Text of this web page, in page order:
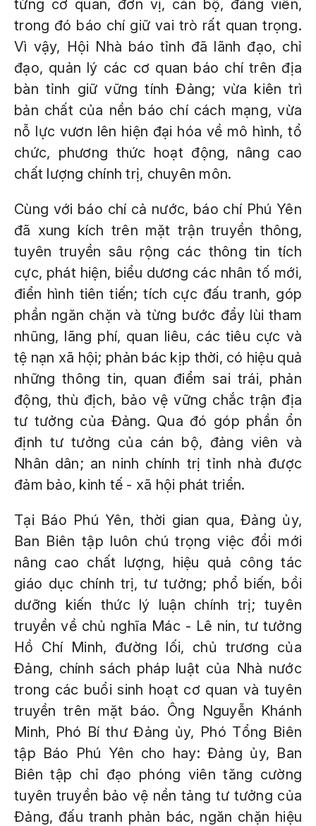
từng cơ quan, đơn vị, cán bộ, đảng viên,
trong đó báo chí giữ vai trò rất quan trọng.
Vì vậy, Hội Nhà báo tỉnh đã lãnh đạo, chỉ
đạo, quản lý các cơ quan báo chí trên địa
bàn tỉnh giữ vững tính Đảng; vừa kiên trì
bản chất của nền báo chí cách mạng, vừa
nỗ lực vươn lên hiện đại hóa về mô hình, tổ
chức, phương thức hoạt động, nâng cao
chất lượng chính trị, chuyên môn.
Cùng với báo chí cả nước, báo chí Phú Yên
đã xung kích trên mặt trận truyền thông,
tuyên truyền sâu rộng các thông tin tích
cực, phát hiện, biểu dương các nhân tố mới,
điển hình tiên tiến; tích cực đấu tranh, góp
phần ngăn chặn và từng bước đẩy lùi tham
nhũng, lãng phí, quan liêu, các tiêu cực và
tệ nạn xã hội; phản bác kịp thời, có hiệu quả
những thông tin, quan điểm sai trái, phản
động, thù địch, bảo vệ vững chắc trận địa
tư tưởng của Đảng. Qua đó góp phần ổn
định tư tưởng của cán bộ, đảng viên và
Nhân dân; an ninh chính trị tỉnh nhà được
đảm bảo, kinh tế - xã hội phát triển.
Tại Báo Phú Yên, thời gian qua, Đảng ủy,
Ban Biên tập luôn chú trọng việc đổi mới
nâng cao chất lượng, hiệu quả công tác
giáo dục chính trị, tư tưởng; phổ biến, bồi
dưỡng kiến thức lý luận chính trị; tuyên
truyền về chủ nghĩa Mác - Lê nin, tư tưởng
Hồ Chí Minh, đường lối, chủ trương của
Đảng, chính sách pháp luật của Nhà nước
trong các buổi sinh hoạt cơ quan và tuyên
truyền trên mặt báo. Ông Nguyễn Khánh
Minh, Phó Bí thư Đảng ủy, Phó Tổng Biên
tập Báo Phú Yên cho hay: Đảng ủy, Ban
Biên tập chỉ đạo phóng viên tăng cường
tuyên truyền bảo vệ nền tảng tư tưởng của
Đảng, đấu tranh phản bác, ngăn chặn hiệu